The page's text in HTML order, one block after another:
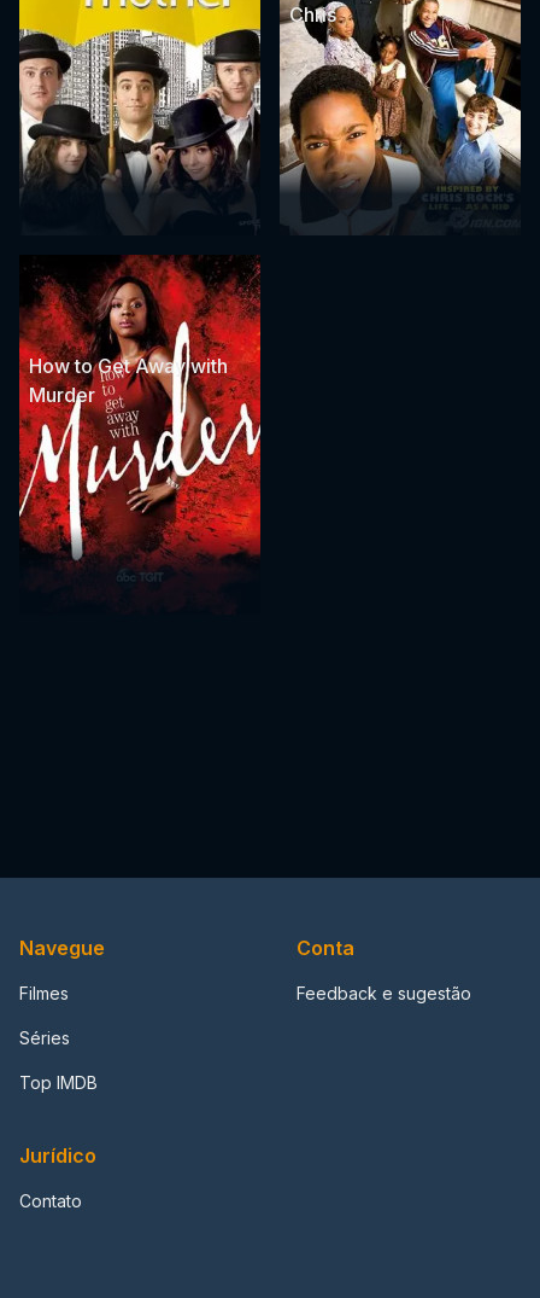
Chris
How to Get Away with
Murder
Navegue
Filmes
Séries
Top IMDB
Conta
Feedback e sugestão
Jurídico
Contato